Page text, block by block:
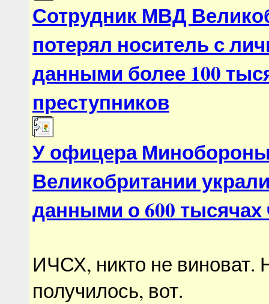
Сотрудник МВД
потерял носитель с
данными более 100
преступников
У офицера
Великобритании
данными о 600 тысячах
ИЧСХ, никто не виноват.
получилось, вот.